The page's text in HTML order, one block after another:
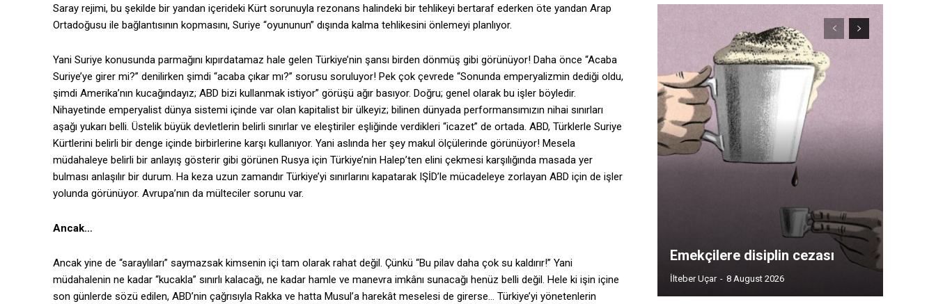
Saray rejimi, bu şekilde bir yandan içerideki Kürt sorunuyla rezonans halindeki bir tehlikeyi bertaraf ederken öte yandan Arap
Ortadoğusu ile bağlantısının kopmasını, Suriye “oyununun” dışında kalma tehlikesini önlemeyi planlıyor.
Yani Suriye konusunda parmağını kıpırdatamaz hale gelen Türkiye’nin şansı birden dönmüş gibi görünüyor! Daha önce “Acaba
Suriye’ye girer mi?” denilirken şimdi “acaba çıkar mı?” sorusu soruluyor! Pek çok çevrede “Sonunda emperyalizmin dediği oldu,
şimdi Amerika’nın kucağındayız; ABD bizi kullanmak istiyor” görüşü ağır basıyor. Doğru; genel olarak bu işler böyledir.
Nihayetinde emperyalist dünya sistemi içinde var olan kapitalist bir ülkeyiz; bilinen dünyada performansımızın nihai sınırları
aşağı yukarı belli. Üstelik büyük devletlerin belirli sınırlar ve eleştiriler eşliğinde verdikleri “icazet” de ortada. ABD, Türklerle Suriye
Kürtlerini belirli bir denge içinde birbirlerine karşı kullanıyor. Yani aslında her şey makul ölçülerinde görünüyor! Mesela
müdahaleye belirli bir anlayış gösterir gibi görünen Rusya için Türkiye’nin Halep’ten elini çekmesi karşılığında masada yer
bulması anlaşılır bir durum. Ha keza uzun zamandır Türkiye’yi sınırlarını kapatarak IŞİD’le mücadeleye zorlayan ABD için de işler
yolunda görünüyor. Avrupa’nın da mülteciler sorunu var.
Ancak…
Ancak yine de “saraylıları” saymazsak kimsenin içi tam olarak rahat değil. Çünkü “Bu pilav daha çok su kaldırır!” Yani
müdahalenin ne kadar “kucakla” sınırlı kalacağı, ne kadar hamle ve manevra imkânı sunacağı henüz belli değil. Hele ki işin içine
son günlerde sözü edilen, ABD’nin çağrısıyla Rakka ve hatta Musul’a harekât meselesi de girerse… Türkiye’yi yönetenlerin
Emekçilere disiplin cezası
İlteber Uçar - 8 August 2026